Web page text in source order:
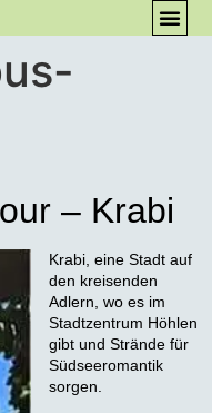
– Krabi
Krabi, eine Stadt auf
den kreisenden
Adlern, wo es im
Stadtzentrum Höhlen
gibt und Strände für
Südseeromantik
sorgen.